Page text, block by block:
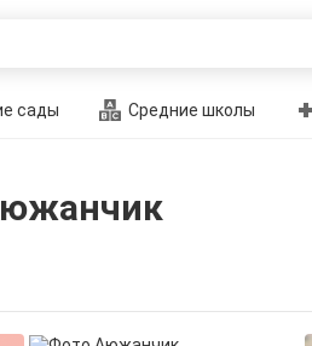
сады Средние школы